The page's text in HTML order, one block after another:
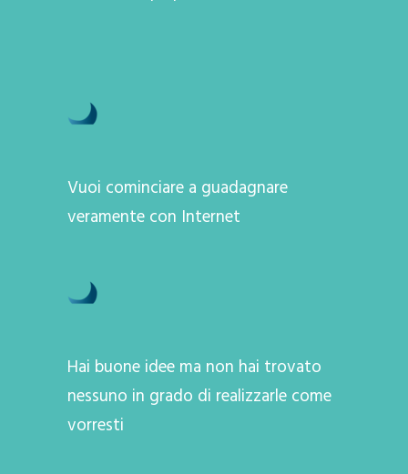
Vuoi cominciare a guadagnare
veramente con Internet
Hai buone idee ma non hai trovato
nessuno in grado di realizzarle come
vorresti